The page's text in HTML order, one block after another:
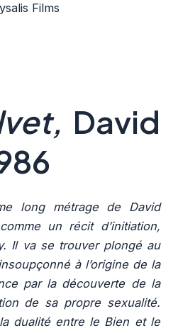
Films
David
long métrage de David
un récit d’initiation,
Il va se trouver plongé au
à l’origine de la
par la découverte de la
de sa propre sexualité.
dualité entre le Bien et le